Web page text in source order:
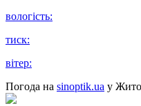
вологість:
тиск:
вітер:
Погода на sinoptik.ua у